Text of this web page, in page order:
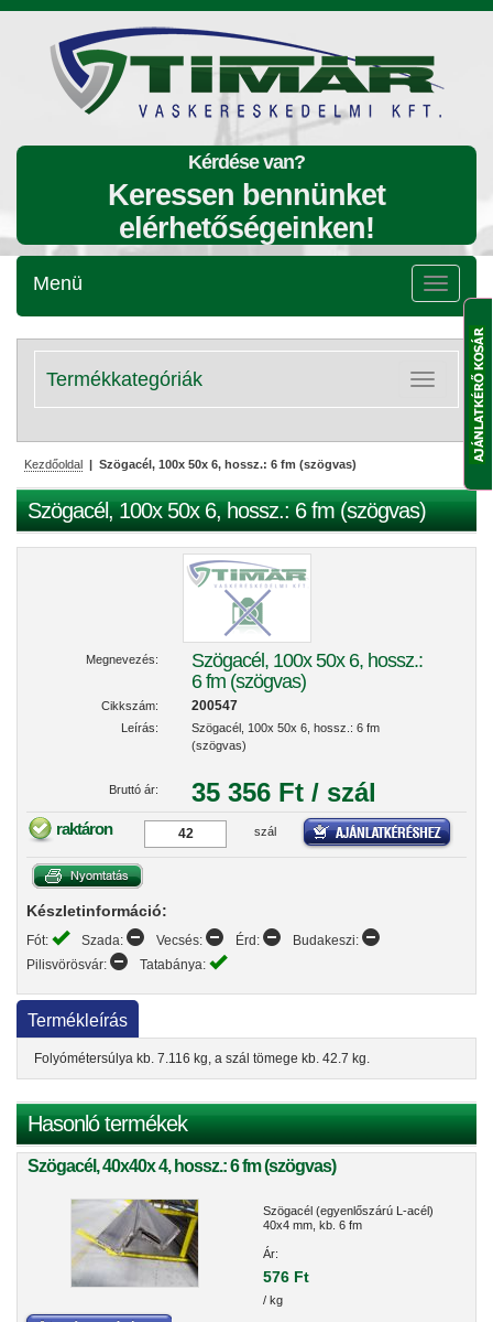
Kérdése van?
Keressen bennünket
elérhetőségeinken!
Menü
Menü
Kategóriák
lenyitása
Termékkategóriák
Kezdőoldal | Szögacél, 100x 50x 6, hossz.: 6 fm (szögvas)
Szögacél, 100x 50x 6, hossz.: 6 fm (szögvas)
Megnevezés:
Szögacél, 100x 50x 6, hossz.:
6 fm (szögvas)
Cikkszám: 200547
Leírás:
Szögacél, 100x 50x 6, hossz.: 6 fm
(szögvas)
Bruttó ár: 35 356 Ft / szál
raktáron szál
Készletinformáció:
Fót: Szada: Vecsés: Érd:
Budakeszi:
Pilisvörösvár:
Tatabánya:
Termékleírás
Folyómétersúlya kb. 7.116 kg, a szál tömege kb. 42.7 kg.
Hasonló termékek
Szögacél, 40x40x 4, hossz.: 6 fm (szögvas)
Szögacél (egyenlőszárú L-acél)
40x4 mm, kb. 6 fm
Ár:
576 Ft
/ kg